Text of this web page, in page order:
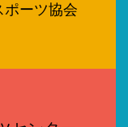
ポーツ協会